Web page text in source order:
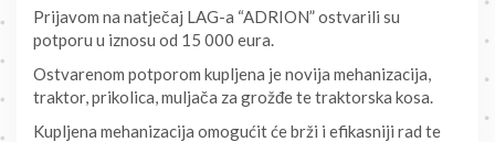
Prijavom na natječaj LAG-a “ADRION” ostvarili su
potporu u iznosu od 15 000 eura.
Ostvarenom potporom kupljena je novija mehanizacija,
traktor, prikolica, muljača za grožđe te traktorska kosa.
Kupljena mehanizacija omogućit će brži i efikasniji rad te